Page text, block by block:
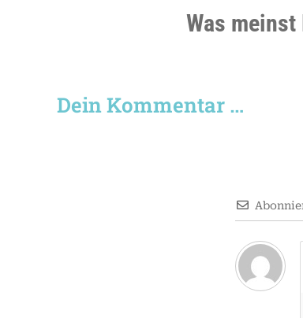
Was meinst
Dein Kommentar …